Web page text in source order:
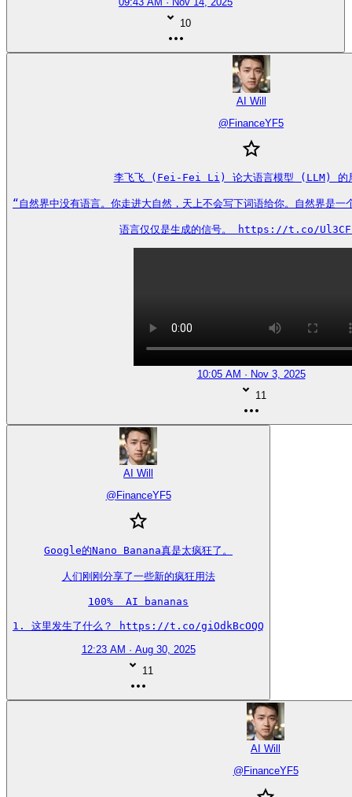
10
AI Will
@ FinanceYF5
李飞飞 (Fei-Fei Li) 论大语言模型 (LLM) 的
“自然界中没有语言。你走进大自然，天上不会写下词语给你。自然界是
语言仅仅是生成的信号。 https://t.co/
10:05 AM · Nov 3, 2025
11
AI Will
@ FinanceYF5
Google的Nano Banana真是太疯狂了。
人们刚刚分享了一些新的疯狂用法
100%  AI bananas
1. 这里发生了什么？ https://t.co/giOdkBcOQQ
12:23 AM · Aug 30, 2025
11
AI Will
@ FinanceYF5